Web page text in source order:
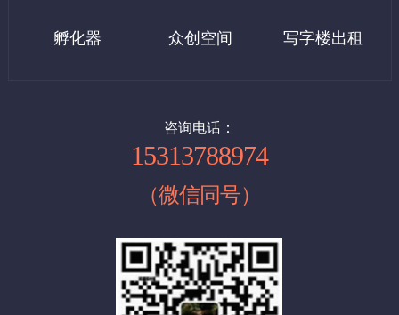
四：东城区虚拟地址：
1、小规模 8000起/年 （提供石景山科技园地址）
2、一般纳税人 12000起/年
企业名称查询
（注册公司第一步，即查名，通过北京市工商行管理局进行公司名
进行综合审定，给予注册核准，并发放盖有市工商行政管理局名称
2，提供证件材料签字
新注册公司申办人提供一个法人和全体股东的身份证各一份、房屋
租赁合同原件，房产证复印件+房东签字，房东身份证复印件+签字
你公司需要我们全程办理，按上面价格收费。
孵化器 众创空间 写字楼出租
咨询电话：
15313788974
（微信同号）